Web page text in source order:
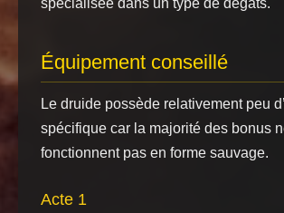
spécialisée dans un type de dégâts.
Équipement conseillé
Le druide possède relativement peu
spécifique car la majorité des bonus
fonctionnent pas en forme sauvage.
Acte 1